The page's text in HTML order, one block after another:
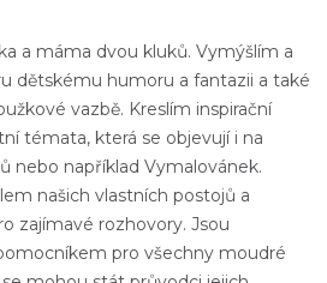
a máma dvou kluků. Vymýšlím a
dětskému humoru a fantazii a také
vazbě. Kreslím inspirační
témata, která se objevují i na
nebo například Vymalovánek.
našich vlastních postojů a
zajímavé rozhovory. Jsou
pro všechny moudré